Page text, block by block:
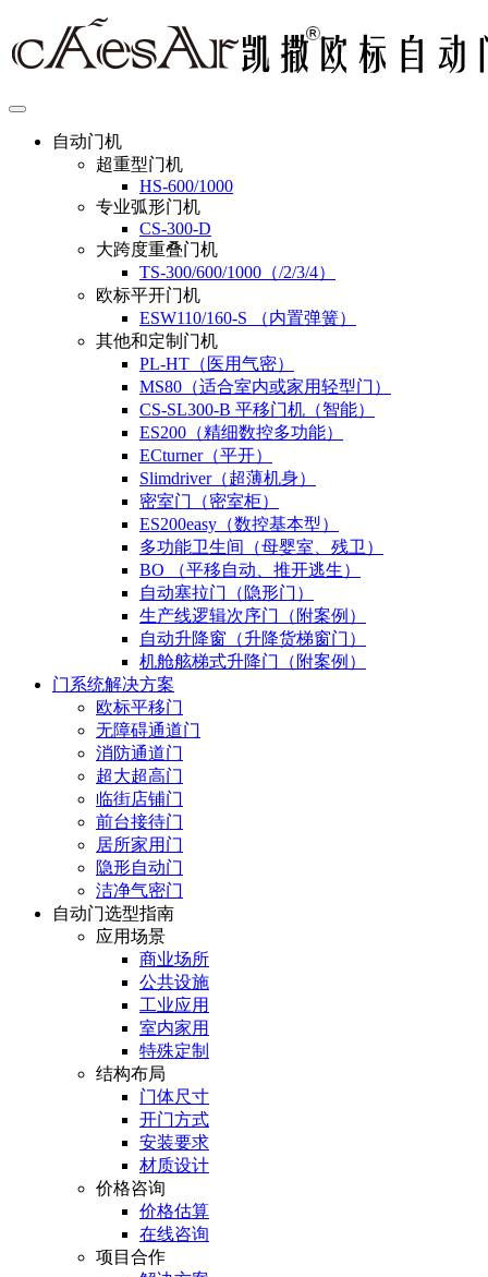
自动门机
超重型门机
HS-600/1000
专业弧形门机
CS-300-D
大跨度重叠门机
TS-300/600/1000（/2/3/4）
欧标平开门机
ESW110/160-S （内置弹簧）
其他和定制门机
PL-HT（医用气密）
MS80（适合室内或家用轻型门）
CS-SL300-B 平移门机（智能）
ES200（精细数控多功能）
ECturner（平开）
Slimdriver（超薄机身）
密室门（密室柜）
ES200easy（数控基本型）
多功能卫生间（母婴室、残卫）
BO （平移自动、推开逃生）
自动塞拉门（隐形门）
生产线逻辑次序门（附案例）
自动升降窗（升降货梯窗门）
机舱舷梯式升降门（附案例）
门系统解决方案
欧标平移门
无障碍通道门
消防通道门
超大超高门
临街店铺门
前台接待门
居所家用门
隐形自动门
洁净气密门
自动门选型指南
应用场景
商业场所
公共设施
工业应用
室内家用
特殊定制
结构布局
门体尺寸
开门方式
安装要求
材质设计
价格咨询
价格估算
在线咨询
项目合作